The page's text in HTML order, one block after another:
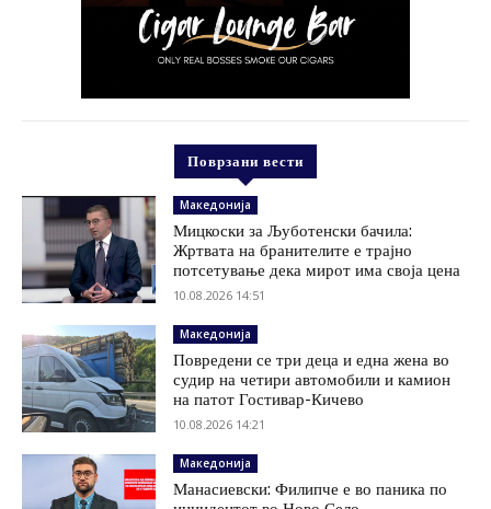
Поврзани вести
Македонија
Мицкоски за Љуботенски бачила:
Жртвата на бранителите е трајно
потсетување дека мирот има своја цена
10.08.2026 14:51
Македонија
Повредени се три деца и една жена во
судир на четири автомобили и камион
на патот Гостивар-Кичево
10.08.2026 14:21
Македонија
Манасиевски: Филипче е во паника по